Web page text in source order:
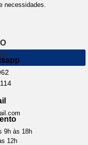
necessidades.
9h às 18h
12h